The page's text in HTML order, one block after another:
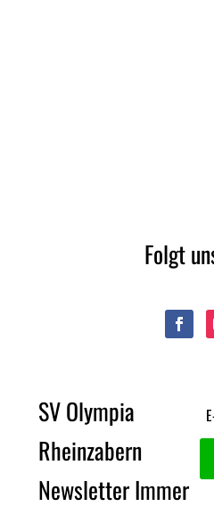
Folgt
SV Olympia
Rheinzabern
Newsletter Immer